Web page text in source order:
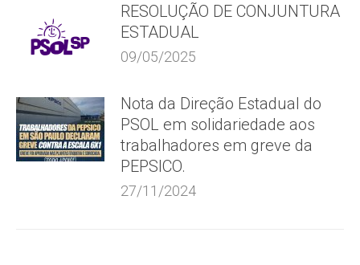
RESOLUÇÃO DE CONJUNTURA
ESTADUAL
09/05/2025
Nota da Direção Estadual do
PSOL em solidariedade aos
trabalhadores em greve da
PEPSICO.
27/11/2024